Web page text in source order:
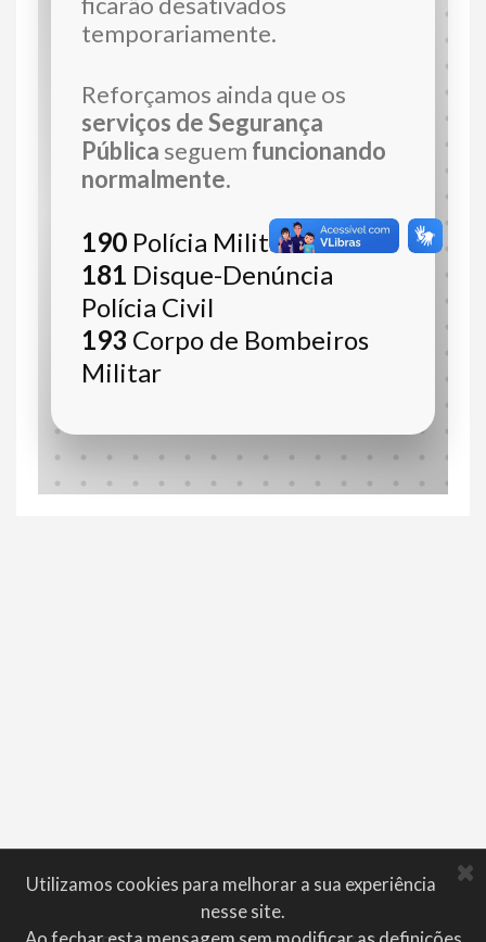
temporariamente.
Reforçamos ainda que os
serviços de Segurança
Pública seguem funcionando
normalmente.
190 Polícia Militar
181 Disque-Denúncia
Polícia Civil
193 Corpo de Bombeiros
Militar
Utilizamos cookies para melhorar a sua experiência
nesse site.